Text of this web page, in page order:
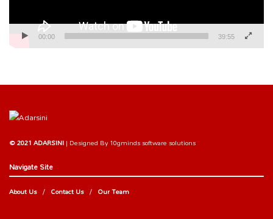
00:00 39:55
© 2021 ADARSINI| Designed By10gminds software solutions
Navigate Site
About Us Contact Us Our Team